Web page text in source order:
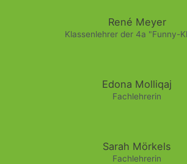
René Meyer
Klassenlehrer der 4a "Funny-
Edona Molliqaj
Fachlehrerin
Sarah Mörkels
Fachlehrerin